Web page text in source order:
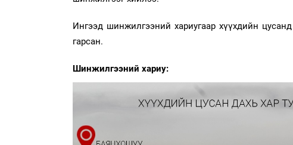
Ингээд шинжилгээний хариугаар хүүхдийн
гарсан.
Шинжилгээний хариу: